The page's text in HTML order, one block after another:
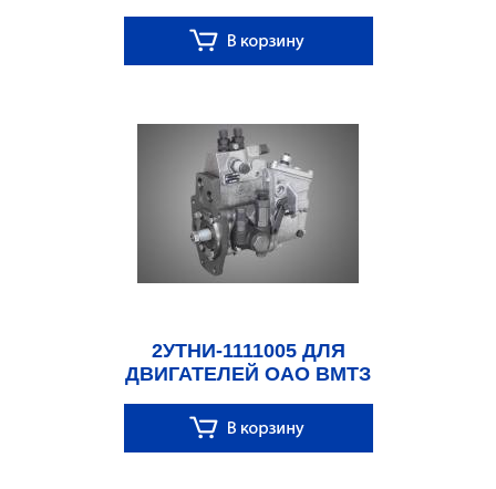
2УТНИ-1111005 ДЛЯ
ДВИГАТЕЛЕЙ ОАО ВМТЗ